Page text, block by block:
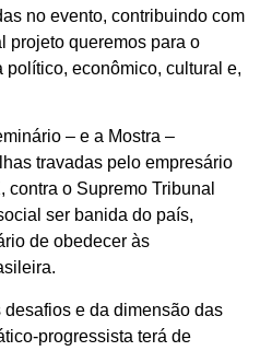
no evento, contribuindo com
projeto queremos para o
econômico, cultural e,
– e a Mostra –
travadas pelo empresário
contra o Supremo Tribunal
ser banida do país,
de obedecer às
e da dimensão das
progressista terá de